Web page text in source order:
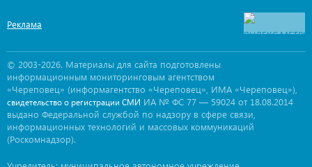
Реклама
© 2003-2026. Материалы для сайта подготовлены
информационным мониторинговым агентством
«Череповец» (информагентство «Череповец», ИМА «Череповец»),
свидетельство о регистрации СМИ ИА № ФС 77 — 59024 от 18.08.2014
выдано Федеральной службой по надзору в сфере связи,
информационных технологий и массовых коммуникаций
(Роскомнадзор).